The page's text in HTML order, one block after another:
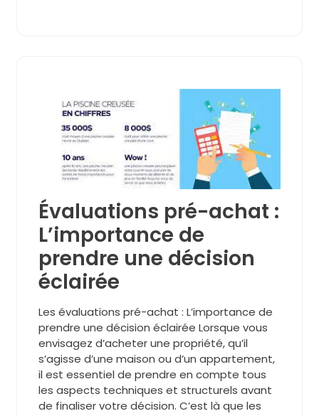
Évaluations pré-achat :
L’importance de
prendre une décision
éclairée
Les évaluations pré-achat : L’importance de
prendre une décision éclairée Lorsque vous
envisagez d’acheter une propriété, qu’il
s’agisse d’une maison ou d’un appartement,
il est essentiel de prendre en compte tous
les aspects techniques et structurels avant
de finaliser votre décision. C’est là que les